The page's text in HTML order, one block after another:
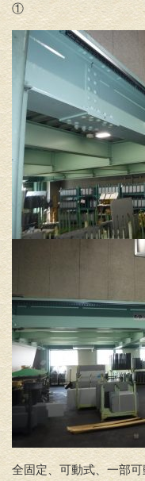
① レー
全固定、可動式、一部